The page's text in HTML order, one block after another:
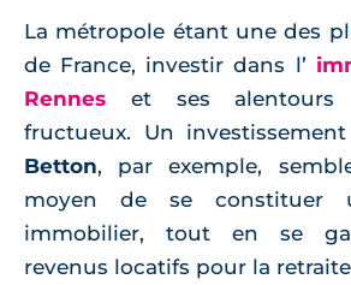
La métropole étant une des
de France, investir dans l’
Rennes et ses alentours
fructueux. Un
Betton, par exemple,
moyen de se constituer
immobilier, tout en se
revenus locatifs pour la